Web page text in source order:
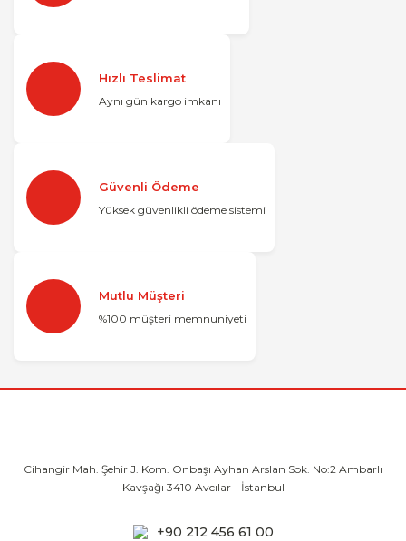
Hızlı Teslimat
Aynı gün kargo imkanı
Güvenli Ödeme
Yüksek güvenlikli ödeme sistemi
Mutlu Müşteri
%100 müşteri memnuniyeti
Cihangir Mah. Şehir J. Kom. Onbaşı Ayhan Arslan Sok. No:2 Ambarlı
Kavşağı 3410 Avcılar - İstanbul
+90 212 456 61 00